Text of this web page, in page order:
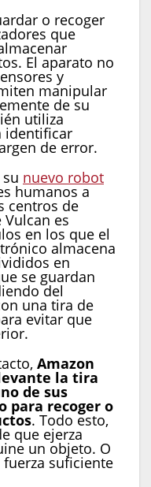
o recoger
que
El aparato no
y
manipular
de su
utiliza
identificar
de error.
nuevo robot
humanos a
centros de
es
en los que el
almacena
en
se guardan
del
una tira de
evitar que
Amazon
la tira
de sus
para recoger o
. Todo esto,
que ejerza
un objeto. O
suficiente